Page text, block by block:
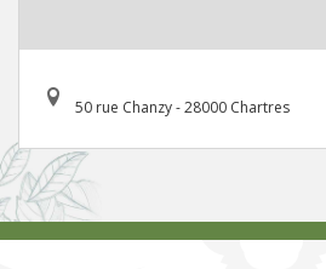
50 rue Chanzy - 28000 Chartres